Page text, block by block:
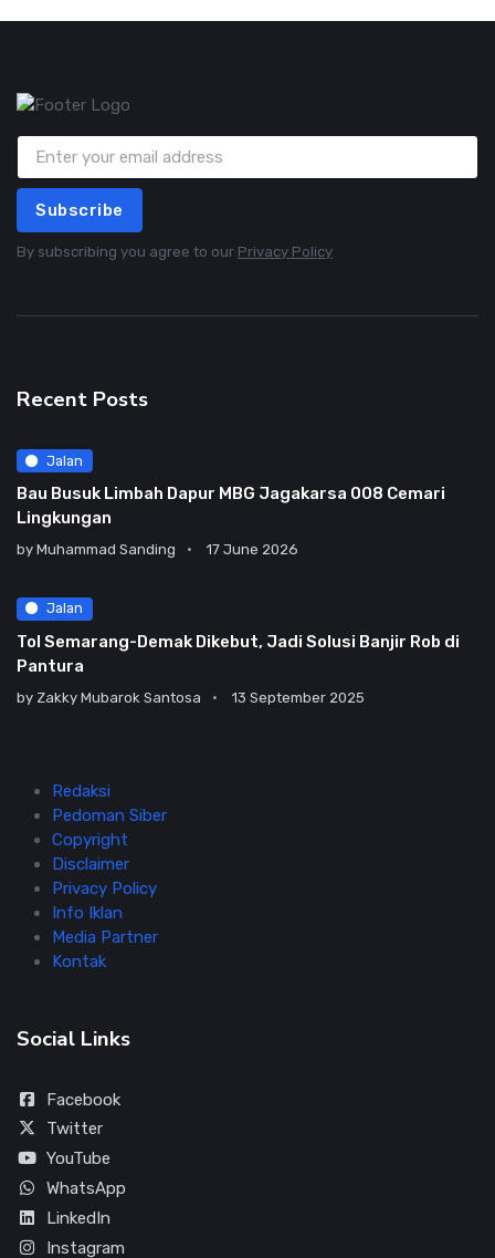
Subscribe
By subscribing you agree to our Privacy Policy
Recent Posts
Jalan
Bau Busuk Limbah Dapur MBG Jagakarsa 008 Cemari
Lingkungan
by Muhammad Sanding 17 June 2026
Jalan
Tol Semarang-Demak Dikebut, Jadi Solusi Banjir Rob di
Pantura
by Zakky Mubarok Santosa 13 September 2025
Redaksi
Pedoman Siber
Copyright
Disclaimer
Privacy Policy
Info Iklan
Media Partner
Kontak
Social Links
Facebook
Twitter
YouTube
WhatsApp
LinkedIn
Instagram